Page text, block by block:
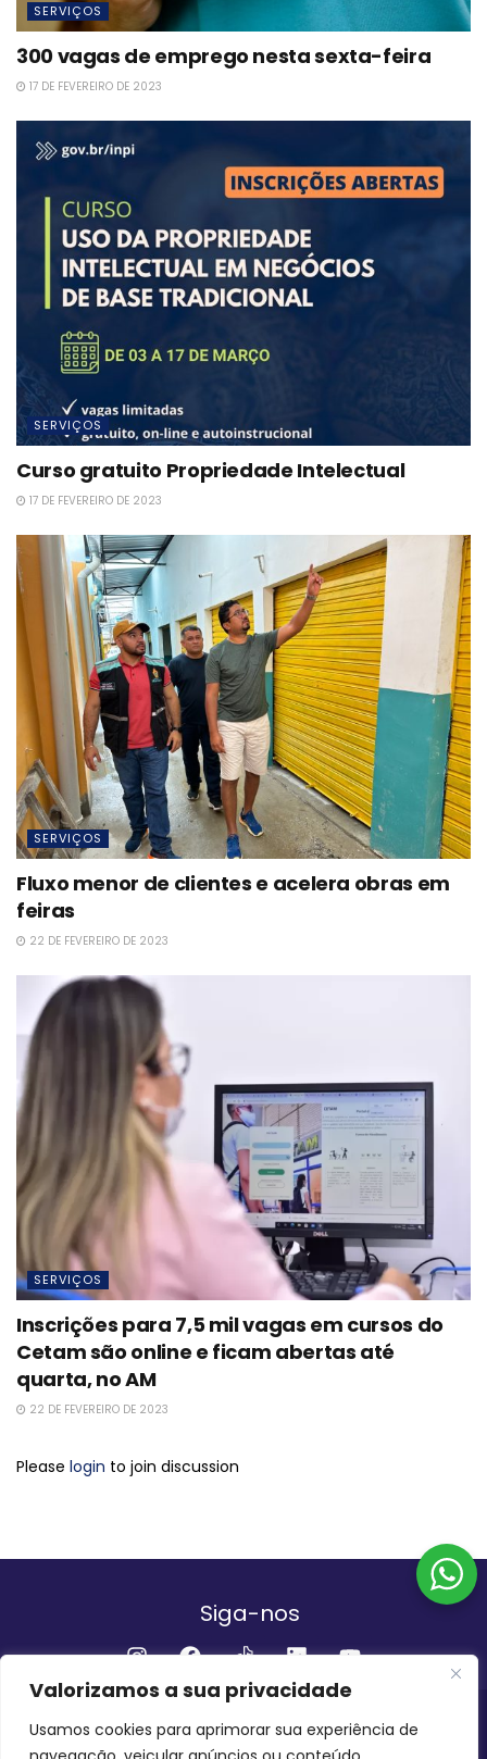
Valorizamos a sua privacidade
Usamos cookies para aprimorar sua experiência de
SERVIÇOS
300 vagas de emprego nesta sexta-feira
17 DE FEVEREIRO DE 2023
SERVIÇOS
Curso gratuito Propriedade Intelectual
17 DE FEVEREIRO DE 2023
SERVIÇOS
Fluxo menor de clientes e acelera obras em
feiras
22 DE FEVEREIRO DE 2023
SERVIÇOS
Inscrições para 7,5 mil vagas em cursos do
Cetam são online e ficam abertas até
quarta, no AM
22 DE FEVEREIRO DE 2023
Please login to join discussion
Siga-nos
Institucional